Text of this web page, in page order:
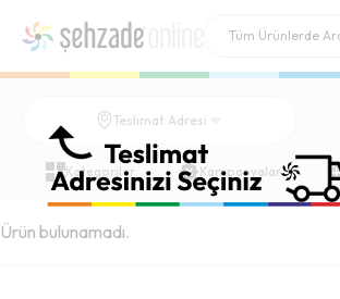
Teslimat Adresi
Kategoriler Kampanyalar
Ürün bulunamadı.